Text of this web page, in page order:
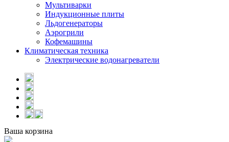
Мультиварки
Индукционные плиты
Льдогенераторы
Аэрогрили
Кофемашины
Климатическая техника
Электрические водонагреватели
Ваша корзина